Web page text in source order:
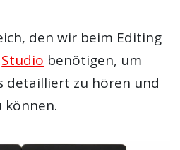
den wir beim Editing
Studio benötigen, um
detailliert zu hören und
können.